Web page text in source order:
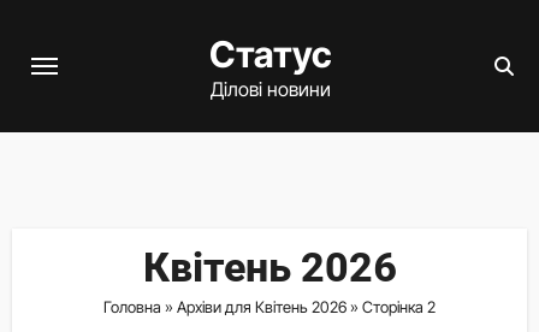
Статус
Ділові новини
Квітень 2026
Головна » Архіви для Квітень 2026» Сторінка 2